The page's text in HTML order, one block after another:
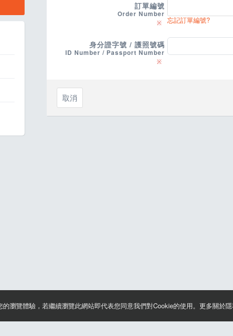
訂單編號
Order Number
※ 忘記訂單編號?
身分證字號 / 護照號碼
ID Number / Passport Number
※
取消
瀏覽體驗，若繼續瀏覽此網站即代表您同意我們對Cookie的使用。更多關於